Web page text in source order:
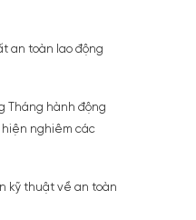
an toàn lao động
Tháng hành động
hiện nghiêm các
kỹ thuật về an toàn